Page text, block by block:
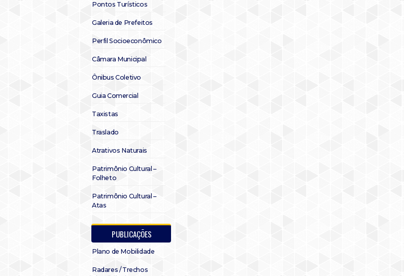
Pontos Turísticos
Galeria de Prefeitos
Perfil Socioeconômico
Câmara Municipal
Ônibus Coletivo
Guia Comercial
Taxistas
Traslado
Atrativos Naturais
Patrimônio Cultural –
Folheto
Patrimônio Cultural –
Atas
PUBLICAÇÕES
Plano de Mobilidade
Radares / Trechos